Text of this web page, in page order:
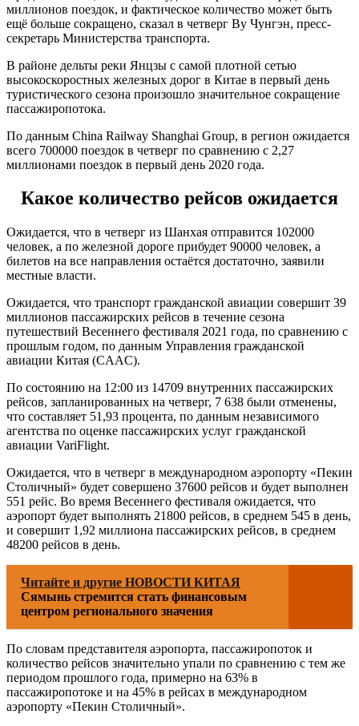
миллионов поездок, и фактическое количество может быть
ещё больше сокращено, сказал в четверг Ву Чунгэн, пресс-
секретарь Министерства транспорта.
В районе дельты реки Янцзы с самой плотной сетью
высокоскоростных железных дорог в Китае в первый день
туристического сезона произошло значительное сокращение
пассажиропотока.
По данным China Railway Shanghai Group, в регион ожидается
всего 700000 поездок в четверг по сравнению с 2,27
миллионами поездок в первый день 2020 года.
Какое количество рейсов ожидается
Ожидается, что в четверг из Шанхая отправится 102000
человек, а по железной дороге прибудет 90000 человек, а
билетов на все направления остаётся достаточно, заявили
местные власти.
Ожидается, что транспорт гражданской авиации совершит 39
миллионов пассажирских рейсов в течение сезона
путешествий Весеннего фестиваля 2021 года, по сравнению с
прошлым годом, по данным Управления гражданской
авиации Китая (CAAC).
По состоянию на 12:00 из 14709 внутренних пассажирских
рейсов, запланированных на четверг, 7 638 были отменены,
что составляет 51,93 процента, по данным независимого
агентства по оценке пассажирских услуг гражданской
авиации VariFlight.
Ожидается, что в четверг в международном аэропорту «Пекин
Столичный» будет совершено 37600 рейсов и будет выполнен
551 рейс. Во время Весеннего фестиваля ожидается, что
аэропорт будет выполнять 21800 рейсов, в среднем 545 в день,
и совершит 1,92 миллиона пассажирских рейсов, в среднем
48200 рейсов в день.
Читайте и другие НОВОСТИ КИТАЯ
Сямынь стремится стать финансовым
центром регионального значения
По словам представителя аэропорта, пассажиропоток и
количество рейсов значительно упали по сравнению с тем же
периодом прошлого года, примерно на 63% в
пассажиропотоке и на 45% в рейсах в международном
аэропорту «Пекин Столичный».